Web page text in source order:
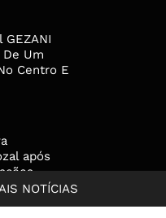
NOTÍCIAS
GEZANI
Um
Centro E
após